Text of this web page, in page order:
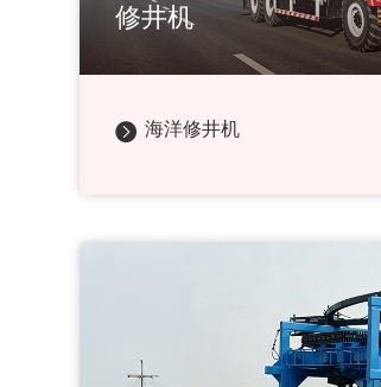
修井机
海洋修井机